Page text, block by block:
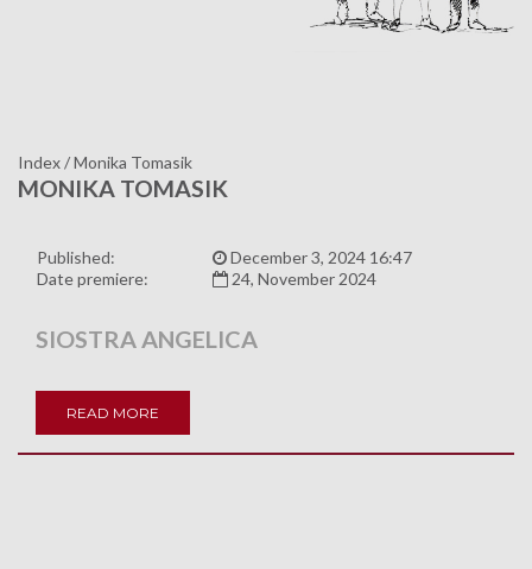
Index/Monika Tomasik
MONIKA TOMASIK
Published:
December 3, 2024 16:47
Date premiere:
24, November 2024
SIOSTRA ANGELICA
READ MORE